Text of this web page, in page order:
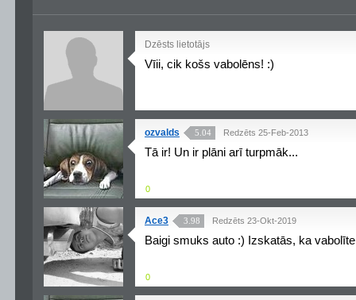
Dzēsts lietotājs
Vīii, cik košs vabolēns! :)
ozvalds 5.04 Redzēts 25-Feb-2013
Tā ir! Un ir plāni arī turpmāk...
0
Ace3 3.98 Redzēts 23-Okt-2019
Baigi smuks auto :) Izskatās, ka
0